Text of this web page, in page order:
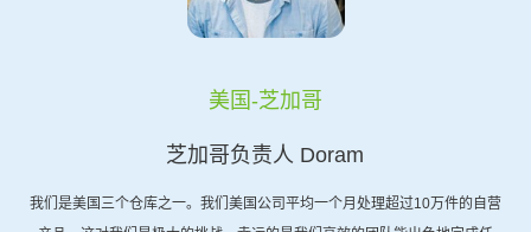
美国-芝加哥
芝加哥负责人 Doram
我们是美国三个仓库之一。我们美国公司平均一个月处理超过10万件的自营